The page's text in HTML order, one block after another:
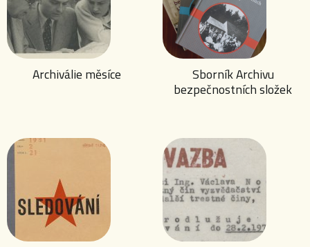
Archiválie měsíce
Sborník Archivu
bezpečnostních složek